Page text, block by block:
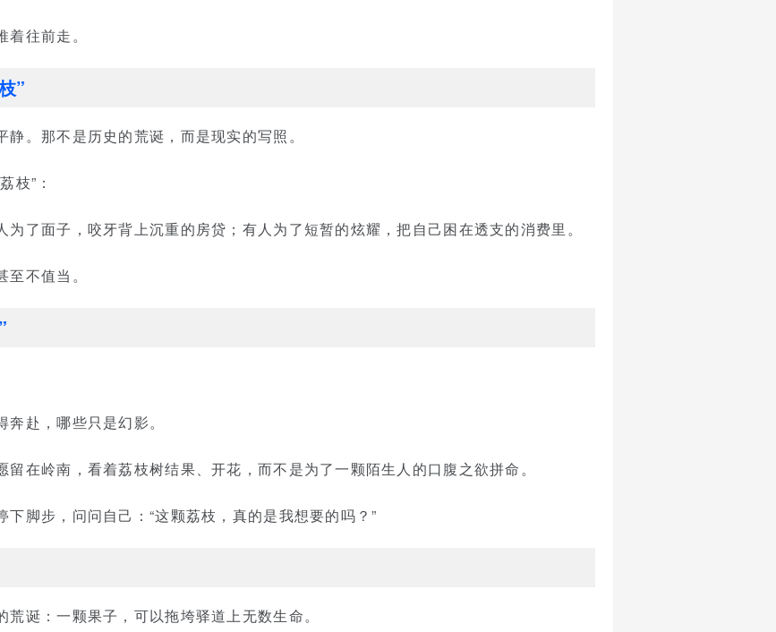
往前走。
”
。那不是历史的荒诞，而是现实的写照。
枝”：
了面子，咬牙背上沉重的房贷；有人为了短暂的炫耀，把自己困在透支的消费里。
不值当。
赴，哪些只是幻影。
在岭南，看着荔枝树结果、开花，而不是为了一颗陌生人的口腹之欲拼命。
脚步，问问自己：“这颗荔枝，真的是我想要的吗？”
荒诞：一颗果子，可以拖垮驿道上无数生命。